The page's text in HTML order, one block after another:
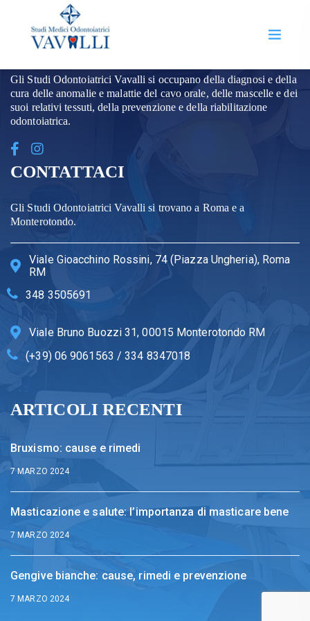
CHI SIAMO
Gli Studi Odontoiatrici Vavalli si occupano della diagnosi e della
cura delle anomalie e malattie del cavo orale, delle mascelle e dei
suoi relativi tessuti, della prevenzione e della riabilitazione
odontoiatrica.
CONTATTACI
Gli Studi Odontoiatrici Vavalli si trovano a Roma e a
Monterotondo.
Viale Gioacchino Rossini, 74 (Piazza Ungheria), Roma
RM
348 3505691
Viale Bruno Buozzi 31, 00015 Monterotondo RM
(+39) 06 9061563 / 334 8347018
ARTICOLI RECENTI
Bruxismo: cause e rimedi
7 MARZO 2024
Masticazione e salute: l’importanza di masticare bene
7 MARZO 2024
Gengive bianche: cause, rimedi e prevenzione
7 MARZO 2024